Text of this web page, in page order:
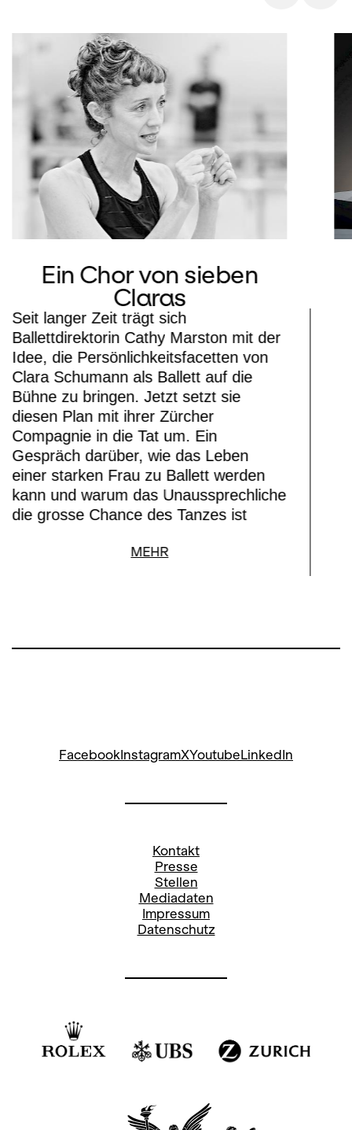
Ein Chor von sieben
Claras
Seit langer Zeit trägt sich
Ballettdirektorin Cathy Marston mit der
Idee, die Persönlichkeitsfacetten von
Clara Schumann als Ballett auf die
Bühne zu bringen. Jetzt setzt sie
diesen Plan mit ihrer Zürcher
Compagnie in die Tat um. Ein
Gespräch darüber, wie das Leben
einer starken Frau zu Ballett werden
kann und warum das Unaussprechliche
die grosse Chance des Tanzes ist
MEHR
Facebook InstagramXYoutube LinkedIn
Kontakt
Presse
Stellen
Mediadaten
Impressum
Datenschutz